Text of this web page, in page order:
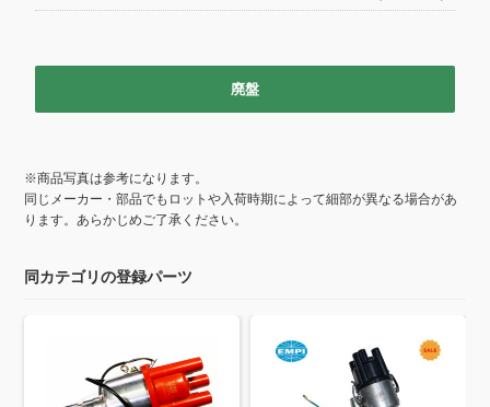
o
廃盤
※商品写真は参考になります。
同じメーカー・部品でもロットや入荷時期によって細部が異なる場合があ
ります。あらかじめご了承ください。
同カテゴリの登録パーツ